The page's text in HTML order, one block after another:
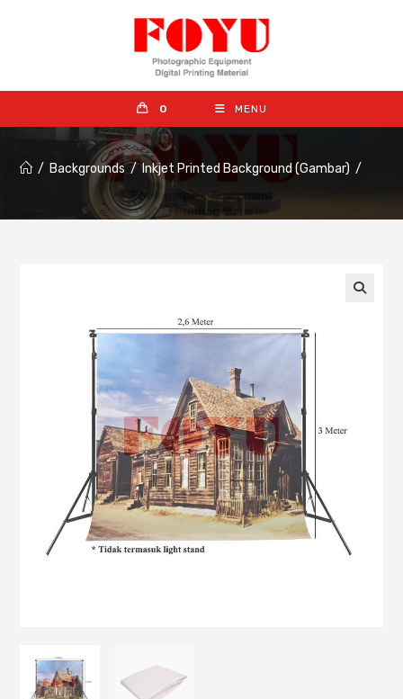
0 MENU
/ Backgrounds / Inkjet Printed Background (Gambar) /